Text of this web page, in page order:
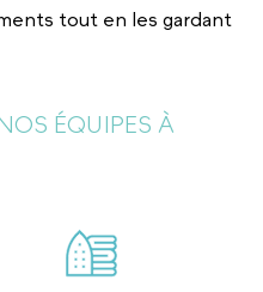
tout en les gardant
ÉQUIPES À